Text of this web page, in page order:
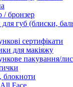
/ бронзер
для губ (блиски,
сертифікати
для макіяжу
пакування/
блокноти
Face